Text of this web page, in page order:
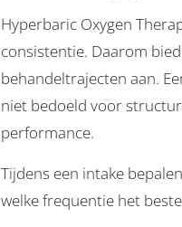
Hyperbaric Oxygen
consistentie. Daarom
behandeltrajecten aan.
niet bedoeld voor
performance.
Tijdens een intake
welke frequentie het